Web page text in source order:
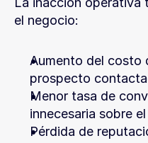
el negocio:
Aumento del costo
prospecto
Menor tasa de
innecesaria sobre
Pérdida de